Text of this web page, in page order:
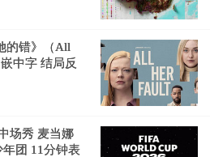
的错》（All
中字 结局反
场秀 麦当娜
年团 11分钟表